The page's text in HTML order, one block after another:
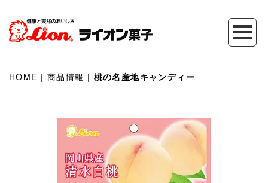
HOME | 商品情報 | 桃の名産地キャンディー